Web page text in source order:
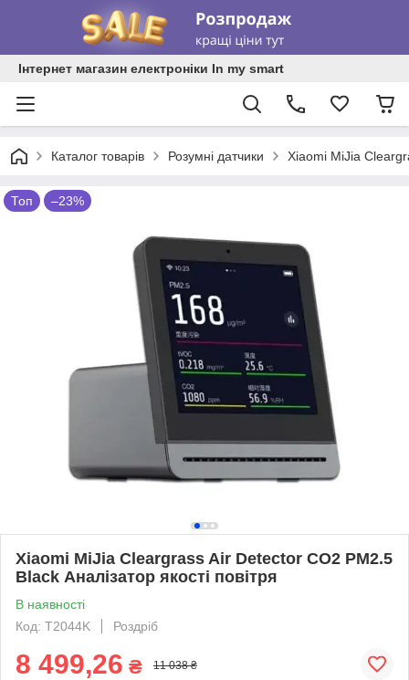
Інтернет магазин електроніки In my smart
Каталог товарів Розумні датчики Xiaomi MiJia
Топ –23%
Xiaomi MiJia Cleargrass Air Detector СО2 PM2.5
Black Аналізатор якості повітря
В наявності
Код: T2044K
Роздріб
8 499,26 ₴ 11 038 ₴